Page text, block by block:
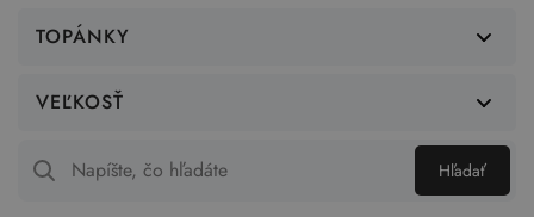
TOPÁNKY
VEĽKOSŤ
Hľadať